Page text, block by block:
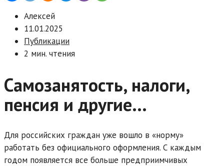
Алексей
11.01.2025
Публикации
2 мин. чтения
Самозанятость, налоги,
пенсия и другие…
Для российских граждан уже вошло в «норму»
работать без официального оформления. С каждым
годом появляется все больше предприимчивых